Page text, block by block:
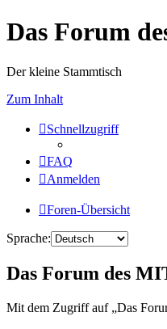
Das Forum
Der kleine Stammtisch
Zum Inhalt
Schnellzugriff
FAQ
Anmelden
Foren-Übersicht
Sprache:
Das Forum des
Mit dem Zugriff auf „Das